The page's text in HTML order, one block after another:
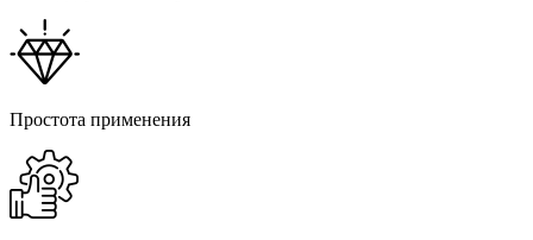
Простота применения